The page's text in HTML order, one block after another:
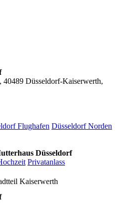
Düsseldorf-Kaiserwerth,
Flughafen Düsseldorf Norden
Düsseldorf
Privatanlass
Kaiserwerth